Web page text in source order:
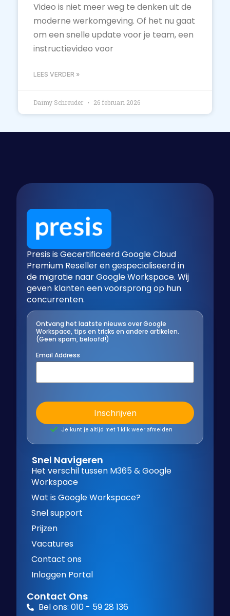
Video is niet meer weg te denken uit de
moderne werkomgeving. Of het nu gaat
om een snelle update voor je team, een
instructievideo voor
LEES VERDER »
Daimy Schreuder 26 februari 2026
Presis is Gecertificeerd Google Cloud
Premium Reseller en gespecialiseerd in
de migratie naar Google Workspace. Wij
geven klanten een voorsprong op hun
concurrenten.
Ontvang het laatste nieuws over Google
Workspace, tips en tricks en andere artikelen.
(Geen spam, beloofd!)
Email Address
Je kunt je altijd met 1 klik weer afmelden
Snel Navigeren
Het verschil tussen M365 & Google
Workspace
Wat is Google Workspace?
Snel support
Prijzen
Vacatures
Contact ons
Inloggen Portal
Contact Ons
Bel ons: 010 - 59 28 136